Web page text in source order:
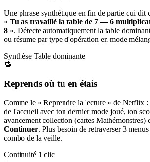
Une phrase synthétique en fin de partie qui dit
« Tu as travaillé la table de 7 — 6
8 ». Détecte automatiquement la table
ou résume par type d'opération en mode
Synthèse Table dominante
🔁
Reprends où tu en étais
Comme le « Reprendre la lecture » de Netflix :
de l'accueil avec ton dernier mode joué, ton
avancement collection (cartes Mathémonstres)
Continuer. Plus besoin de retraverser 3
combo de la veille.
Continuité 1 clic